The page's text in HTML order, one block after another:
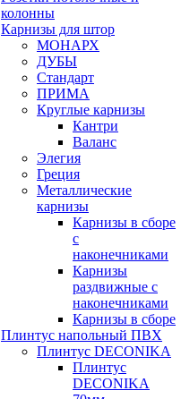
колонны
Карнизы для штор
МОНАРХ
ДУБЫ
Стандарт
ПРИМА
Круглые карнизы
Кантри
Валанс
Элегия
Греция
Металлические
карнизы
Карнизы в сборе
с
наконечниками
Карнизы
раздвижные с
наконечниками
Карнизы в сборе
Плинтус напольный ПВХ
Плинтус DECONIKA
Плинтус
DECONIKA